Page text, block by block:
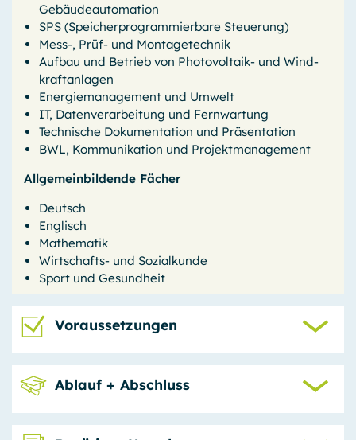
Gebäudeautomation
SPS (Speicher­program­mierbare Steuerung)
Mess-, Prüf- und Montagetechnik
Aufbau und Betrieb von Photovoltaik- und Wind­
kraftanlagen
Energiemanagement und Umwelt
IT, Datenver­arbeitung und Fernwartung
Technische Dokumentation und Präsentation
BWL, Kommunikation und Projektmanagement
Allgemeinbildende Fächer
Deutsch
Englisch
Mathematik
Wirtschafts- und Sozialkunde
Sport und Gesundheit
Voraussetzungen
Ablauf + Abschluss
Temporäre First-Party-Cookies, die einen Besucher zur
Aufrechterhaltung der Session mit einer anonymen
Kennung über verschiedene Seiten wiedererkennen
können.
Cookie Laufzeit:
Sitzungsende
Einverständnis-Cookie
Name:
cookie_consent
Anbieter:
GPB College gGmbH, Beuthstraße 8, 10117 Berlin
Zweck:
Dieser Cookie speichert die ausgewählten Einverständnis-
1 Jahr
OPTIONALE COOKIES
Wir nutzen Analyse-Tools, um vollständig anonyme